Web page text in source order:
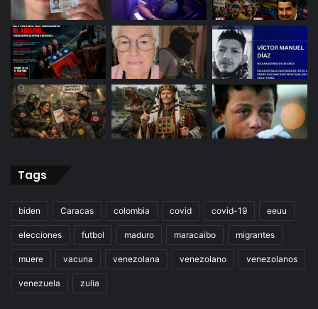
Tags
biden Caracas colombia covid covid-19 eeuu
elecciones futbol maduro maracaibo migrantes
muere vacuna venezolana venezolano venezolanos
venezuela zulia